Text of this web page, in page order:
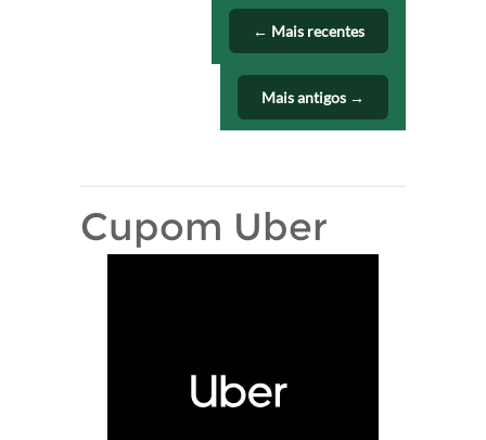
← Mais recentes
Mais antigos →
Cupom Uber